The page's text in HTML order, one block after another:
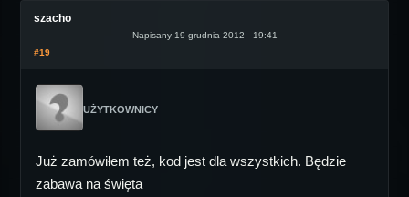
szacho
Napisany 19 grudnia 2012 - 19:41
#19
UŻYTKOWNICY
Już zamówiłem też, kod jest dla wszystkich. Będzie
zabawa na święta